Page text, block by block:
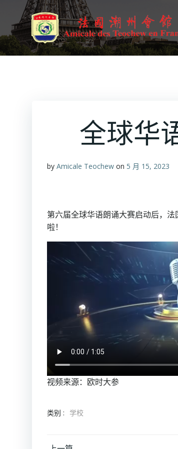
内
容
全球华
by Amicale Teochew on 5 月 15, 2023
第六届全球华语朗诵大赛启动后，
啦！
视频来源：欧时大参
类别 : 学校